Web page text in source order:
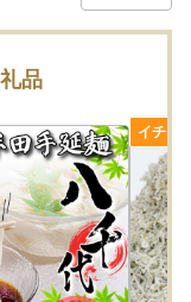
へ送付します。返
。
調達やサイト手数
を除いた45％
furusato-ouen/
品